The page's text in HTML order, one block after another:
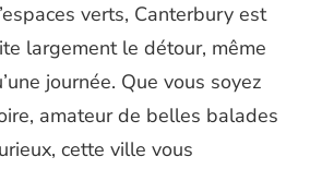
verts, Canterbury est
largement le détour, même
journée. Que vous soyez
amateur de belles balades
cette ville vous